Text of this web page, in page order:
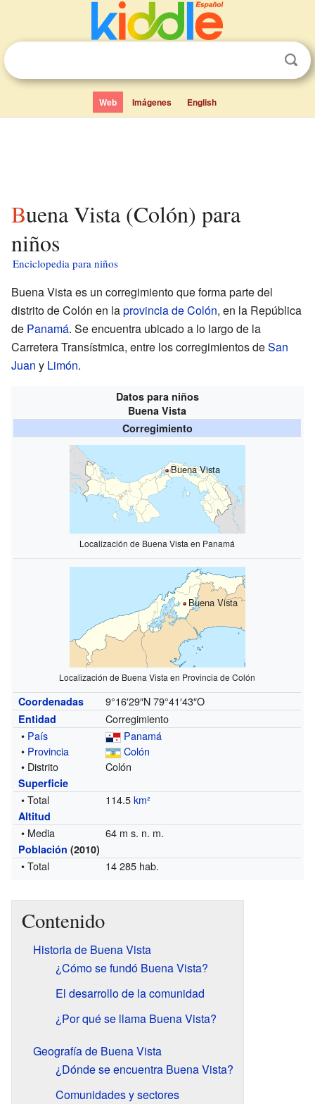
Web Imágenes English
Buena Vista (Colón) para
niños
Enciclopedia para niños
Buena Vista es un corregimiento que forma parte del
distrito de Colón en laprovincia de Colón, en la República
de Panamá. Se encuentra ubicado a lo largo de la
Carretera Transístmica, entre los corregimientos deSan
Juan y Limón.
Datos para niños
Buena Vista
Corregimiento
Buena Vista
Localización de Buena Vista en Panamá
Buena Vista
Localización de Buena Vista en Provincia de Colón
Coordenadas 9°16′29″N 79°41′43″O
Entidad
Corregimiento
• País
Panamá
• Provincia
Colón
• Distrito
Colón
Superficie
• Total 114.5km²
Altitud
• Media 64 m s. n. m.
Población (2010)
• Total 14 285 hab.
Contenido
Historia de Buena Vista
¿Cómo se fundó Buena Vista?
El desarrollo de la comunidad
¿Por qué se llama Buena Vista?
Geografía de Buena Vista
¿Dónde se encuentra Buena Vista?
Comunidades y sectores